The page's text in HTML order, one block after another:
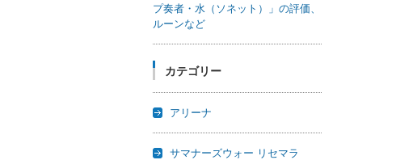
プ奏者・水（ソネット）」の評価、
ルーンなど
カテゴリー
アリーナ
サマナーズウォー リセマラ